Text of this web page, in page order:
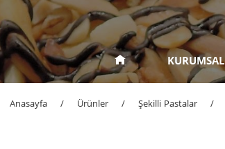
KURUMSAL
Anasayfa / Ürünler / Şekilli Pastalar /